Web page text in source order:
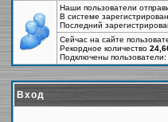
Наши пользователи
В системе
Последний
Сейчас на сайте
Рекордное количество
Подключены пользователи:
Вход